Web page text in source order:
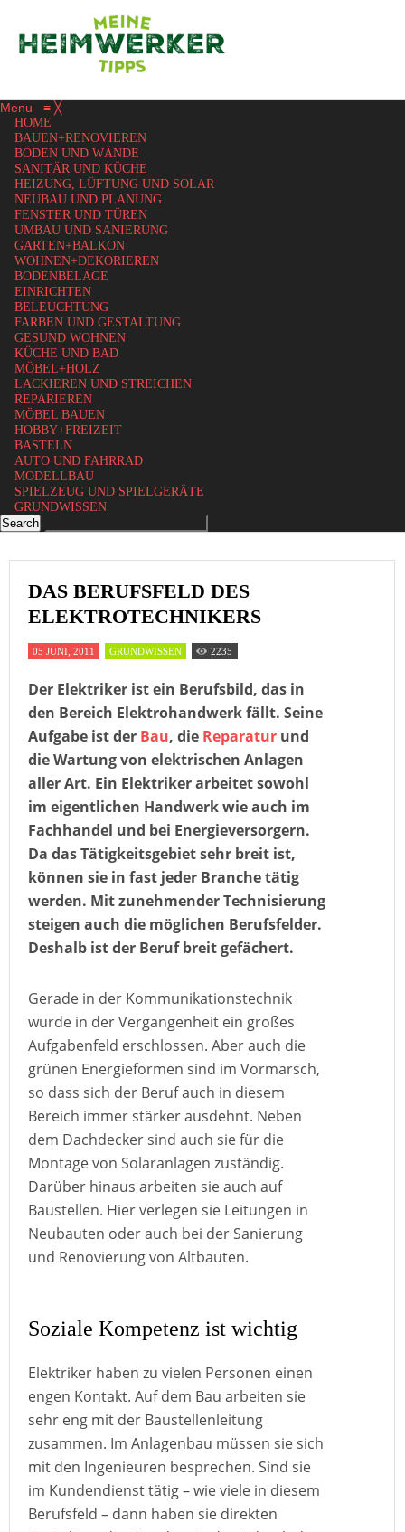
Menu ≡ ╳
HOME
BAUEN+RENOVIEREN
BÖDEN UND WÄNDE
SANITÄR UND KÜCHE
HEIZUNG, LÜFTUNG UND SOLAR
NEUBAU UND PLANUNG
FENSTER UND TÜREN
UMBAU UND SANIERUNG
GARTEN+BALKON
WOHNEN+DEKORIEREN
BODENBELÄGE
EINRICHTEN
BELEUCHTUNG
FARBEN UND GESTALTUNG
GESUND WOHNEN
KÜCHE UND BAD
MÖBEL+HOLZ
LACKIEREN UND STREICHEN
REPARIEREN
MÖBEL BAUEN
HOBBY+FREIZEIT
BASTELN
AUTO UND FAHRRAD
MODELLBAU
SPIELZEUG UND SPIELGERÄTE
GRUNDWISSEN
DAS BERUFSFELD DES
ELEKTROTECHNIKERS
05 JUNI, 2011 GRUNDWISSEN 2235
Der Elektriker ist ein Berufsbild, das in
den Bereich Elektrohandwerk fällt. Seine
Aufgabe ist der Bau, die Reparatur und
die Wartung von elektrischen Anlagen
aller Art. Ein Elektriker arbeitet sowohl
im eigentlichen Handwerk wie auch im
Fachhandel und bei Energieversorgern.
Da das Tätigkeitsgebiet sehr breit ist,
können sie in fast jeder Branche tätig
werden. Mit zunehmender Technisierung
steigen auch die möglichen Berufsfelder.
Deshalb ist der Beruf breit gefächert.
Gerade in der Kommunikationstechnik
wurde in der Vergangenheit ein großes
Aufgabenfeld erschlossen. Aber auch die
grünen Energieformen sind im Vormarsch,
so dass sich der Beruf auch in diesem
Bereich immer stärker ausdehnt. Neben
dem Dachdecker sind auch sie für die
Montage von Solaranlagen zuständig.
Darüber hinaus arbeiten sie auch auf
Baustellen. Hier verlegen sie Leitungen in
Neubauten oder auch bei der Sanierung
und Renovierung von Altbauten.
Soziale Kompetenz ist wichtig
Elektriker haben zu vielen Personen einen
engen Kontakt. Auf dem Bau arbeiten sie
sehr eng mit der Baustellenleitung
zusammen. Im Anlagenbau müssen sie sich
mit den Ingenieuren besprechen. Sind sie
im Kundendienst tätig – wie viele in diesem
Berufsfeld – dann haben sie direkten